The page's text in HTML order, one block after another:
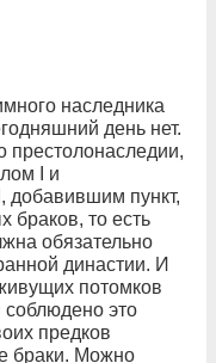
наследника
день нет.
престолонаследии,
I и
добавившим пункт,
браков, то есть
обязательно
династии. И
потомков
это
предков
браки. Можно